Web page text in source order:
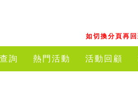
如切換分頁再
詢 熱門活動 活動回顧